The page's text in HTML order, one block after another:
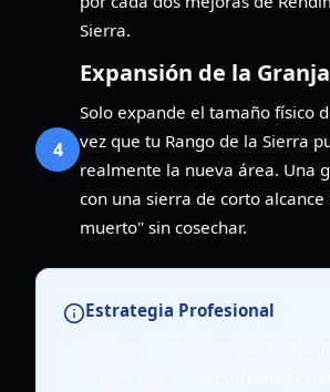
Sierra.
4
Expansión de la Granja
Solo expande el tamaño físico
vez que tu Rango de la Sierra
realmente la nueva área. Una
con una sierra de corto
muerto" sin cosechar.
Estrategia Profesional